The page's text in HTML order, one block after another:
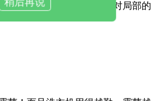
用口服药物，而应选择针对局部的